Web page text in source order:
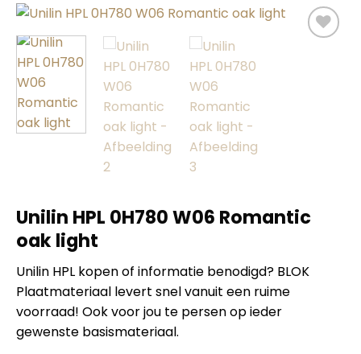
Unilin HPL 0H780 W06 Romantic
oak light
Unilin HPL kopen of informatie benodigd? BLOK
Plaatmateriaal levert snel vanuit een ruime
voorraad! Ook voor jou te persen op ieder
gewenste basismateriaal.